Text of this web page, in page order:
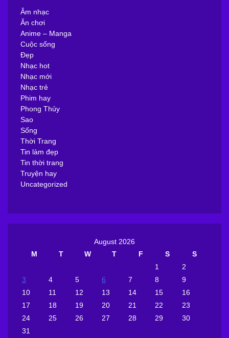
Âm nhạc
Ăn chơi
Anime – Manga
Cuộc sống
Đẹp
Nhạc hot
Nhạc mới
Nhạc trẻ
Phim hay
Phong Thủy
Sao
Sống
Thời Trang
Tin làm đẹp
Tin thời trang
Truyện hay
Uncategorized
August 2026
M
T W T F S
S
1
2
3
4 5 6 7 8
9
10
11 12 13 14 15
16
17
18 19 20 21 22
23
24
25 26 27 28 29
30
31